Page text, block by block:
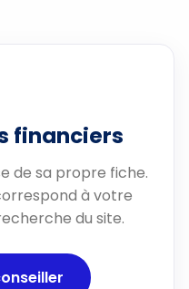
financiers
de sa propre fiche.
à votre
du site.